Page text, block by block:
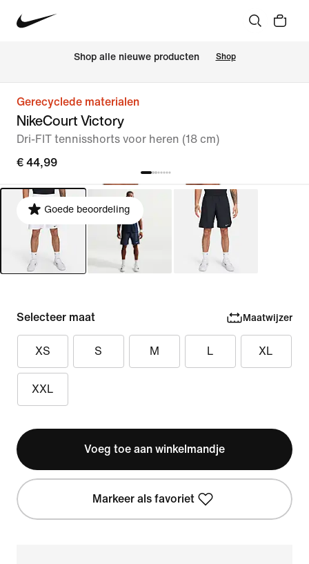
Shop alle nieuwe producten Shop
Gerecyclede materialen
NikeCourt Victory
Dri-FIT tennisshorts voor heren (18 cm)
€ 44,99
Goede beoordeling
Selecteer maat Maatwijzer
XS S M L XL
XXL
Voeg toe aan winkelmandje
Markeer als favoriet